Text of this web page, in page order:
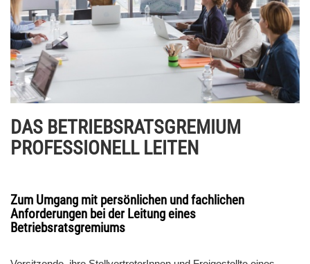
DAS BETRIEBSRATSGREMIUM
PROFESSIONELL LEITEN
Zum Umgang mit persönlichen und fachlichen
Anforderungen bei der Leitung eines
Betriebsratsgremiums